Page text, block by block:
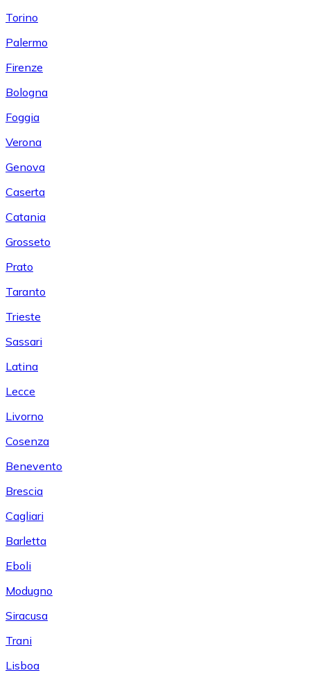
Torino
Palermo
Firenze
Bologna
Foggia
Verona
Genova
Caserta
Catania
Grosseto
Prato
Taranto
Trieste
Sassari
Latina
Lecce
Livorno
Cosenza
Benevento
Brescia
Cagliari
Barletta
Eboli
Modugno
Siracusa
Trani
Lisboa